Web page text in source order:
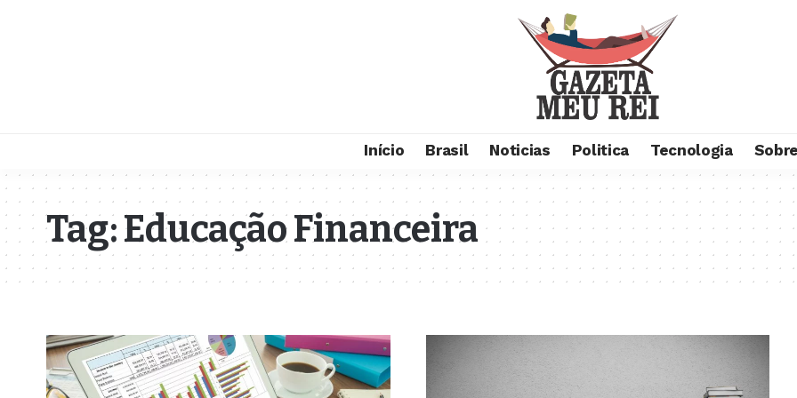
Início Brasil Noticias Politica Tecnologia
Tag:Educação Financeira